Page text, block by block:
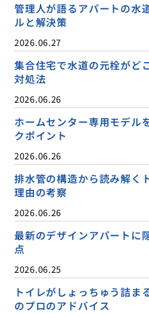
管理人が語るアパートの水
ルと解決策
2026.06.27
集合住宅で水道の元栓がど
対処法
2026.06.26
ホームセンター専用モデル
クポイント
2026.06.26
排水管の構造から読み解く
理由の考察
2026.06.26
最新のデザインアパートに
点
2026.06.25
トイレがしょっちゅう詰ま
のプロのアドバイス